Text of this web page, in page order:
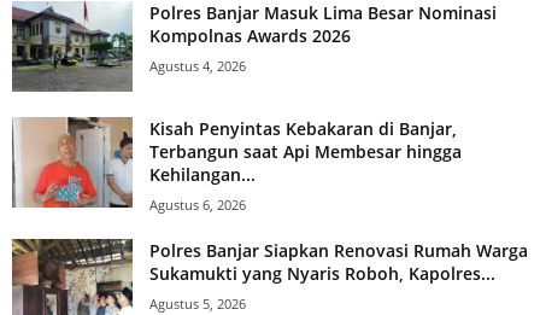
Polres Banjar Masuk Lima Besar Nominasi
Kompolnas Awards 2026
Agustus 4, 2026
Kisah Penyintas Kebakaran di Banjar,
Terbangun saat Api Membesar hingga
Kehilangan...
Agustus 6, 2026
Polres Banjar Siapkan Renovasi Rumah Warga
Sukamukti yang Nyaris Roboh, Kapolres...
Agustus 5, 2026